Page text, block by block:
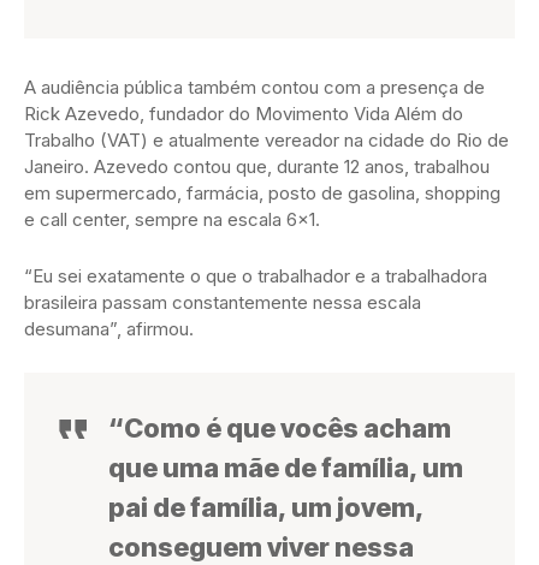
A audiência pública também contou com a presença de
Rick Azevedo, fundador do Movimento Vida Além do
Trabalho (VAT) e atualmente vereador na cidade do Rio de
Janeiro. Azevedo contou que, durante 12 anos, trabalhou
em supermercado, farmácia, posto de gasolina, shopping
e call center, sempre na escala 6×1.
“Eu sei exatamente o que o trabalhador e a trabalhadora
brasileira passam constantemente nessa escala
desumana”, afirmou.
“Como é que vocês acham
que uma mãe de família, um
pai de família, um jovem,
conseguem viver nessa